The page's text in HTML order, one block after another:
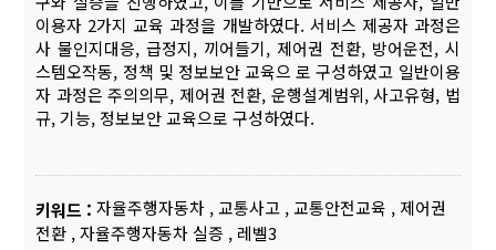
이용자 2가지 교육 과정을 개발하였다. 서비스 제공자 과정은
사 물인지대응, 급정지, 끼어들기, 제어권 전환, 방어운전, 시
스템오작동, 정책 및 정보보안 교육으 로 구성하였고 일반이용
자 과정은 주의의무, 제어권 전환, 운행설계범위, 사고유형, 법
규, 기능, 정보보안 교육으로 구성하였다.
키워드 :자율주행자동차 ,교통사고 ,교통안전교육 , 제어권
전환 ,자율주행자동차 실증 , 레벨3